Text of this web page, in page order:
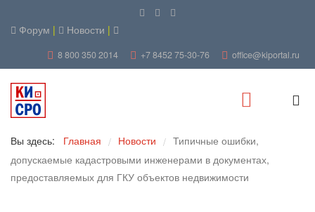
Форум | Новости |
8 800 350 2014 +7 8452 75-30-76 office@kiportal.ru
Вы здесь: Главная / Новости / Типичные ошибки,
допускаемые кадастровыми инженерами в документах,
предоставляемых для ГКУ объектов недвижимости